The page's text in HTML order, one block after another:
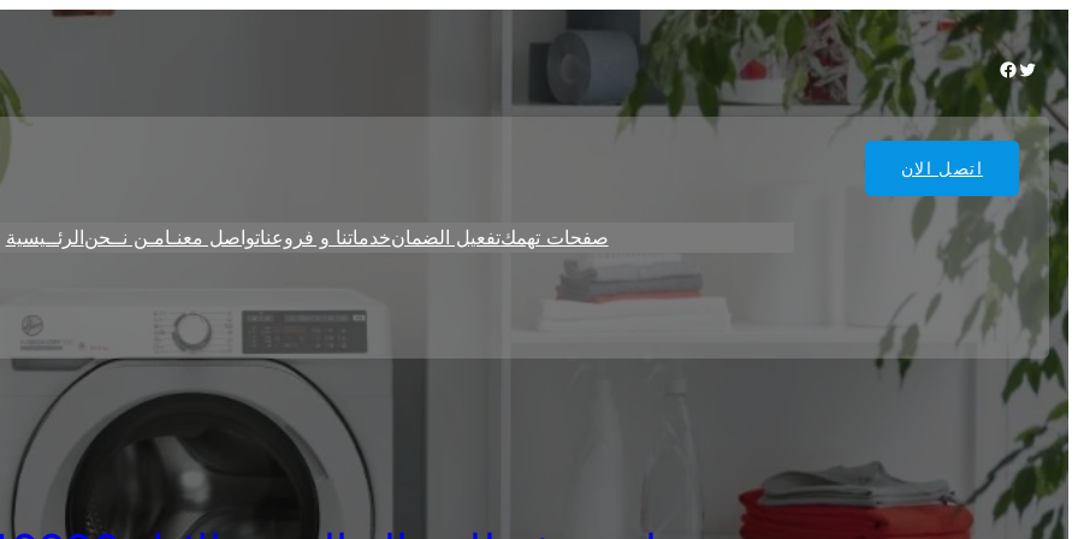
Facebook Twitter
الرئــيسيةمـن نــحنتواصل معنـاخدماتنا و فروعناتفعيل الضمانصفحات تهمك
اتصل الان